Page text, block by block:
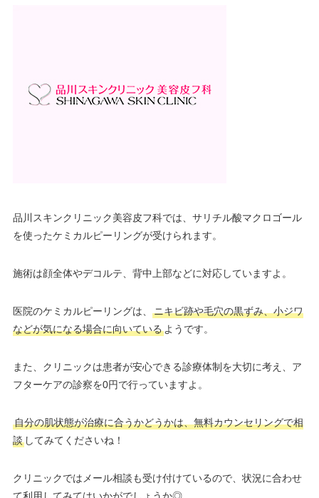
品川スキンクリニック美容皮フ科では、サリチル酸マクロゴール
を使ったケミカルピーリングが受けられます。
施術は顔全体やデコルテ、背中上部などに対応していますよ。
医院のケミカルピーリングは、
ニキビ跡や毛穴の黒ずみ、小ジワ
などが気になる場合に向いているようです。
また、クリニックは患者が安心できる診療体制を大切に考え、ア
フターケアの診察を0円で行っていますよ。
自分の肌状態が治療に合うかどうかは、無料カウンセリングで相
談してみてくださいね！
クリニックではメール相談も受け付けているので、状況に合わせ
て利用してみてはいかがでしょうか◎